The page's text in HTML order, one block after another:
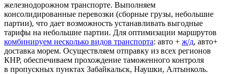
железнодорожном транспорте. Выполняем
консолидированные перевозки (сборные грузы, небольшие
партии), что дает возможность устанавливать выгодные
тарифы на небольшие партии. Для оптимизации маршрутов
комбинируем несколько видов транспорта: авто + ж/д, авто+
доставка морем. Осуществляем отправку из всех регионов
КНР, обеспечиваем прохождение таможенного контроля
в пропускных пунктах Забайкальск, Наушки, Алтынколь.